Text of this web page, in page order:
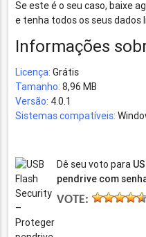
Se este é o seu caso, baixe
e tenha todos os seus dados
Informações
Licença: Grátis
Tamanho: 8,96 MB
Versão: 4.0.1
Sistemas compatíveis:
Dê seu voto para
pendrive com
VOTE: